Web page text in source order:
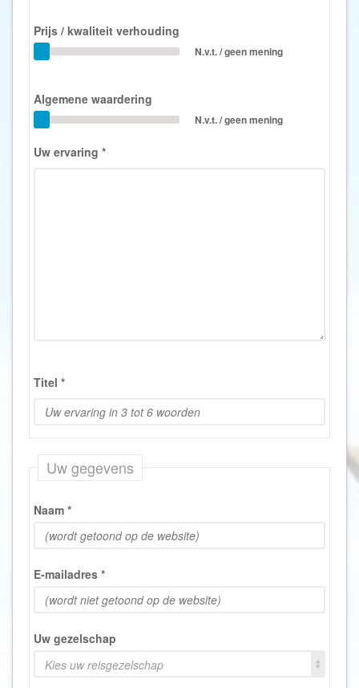
Prijs / kwaliteit verhouding
N.v.t. / geen mening
Algemene waardering
N.v.t. / geen mening
Uw ervaring *
Titel *
Uw gegevens
Naam *
E-mailadres *
Uw gezelschap
Kies uw reisgezelschap